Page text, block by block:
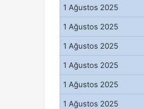
1 Ağustos 2025
1 Ağustos 2025
1 Ağustos 2025
1 Ağustos 2025
1 Ağustos 2025
1 Ağustos 2025